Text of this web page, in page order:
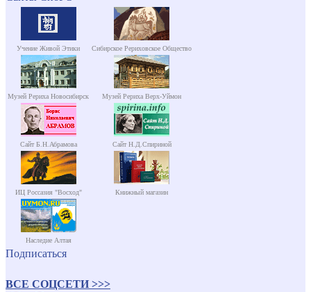
Учение Живой Этики Сибирское Рериховское Общество
Музей Рериха Новосибирск Музей Рериха Верх-Уймон
Сайт Б.Н.Абрамова Сайт Н.Д.Спириной
ИЦ Россазия "Восход" Книжный магазин
Наследие Алтая
Подписаться
ВСЕ СОЦСЕТИ >>>